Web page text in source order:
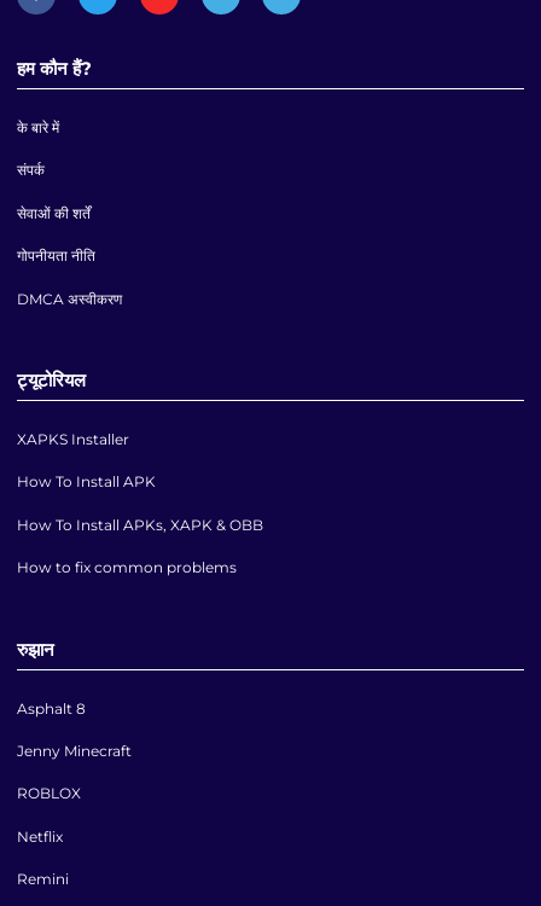
हम कौन हैं?
के बारे में
संपर्क
सेवाओं की शर्तें
गोपनीयता नीति
DMCA अस्वीकरण
ट्यूटोरियल
XAPKS Installer
How To Install APK
How To Install APKs, XAPK & OBB
How to fix common problems
रुझान
Asphalt 8
Jenny Minecraft
ROBLOX
Netflix
Remini